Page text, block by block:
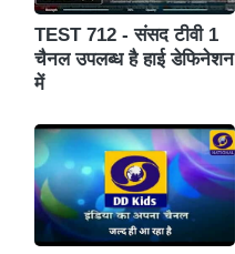
TEST 712 - संसद टीवी 1
चैनल उपलब्ध है हाई डेफिनेशन
में